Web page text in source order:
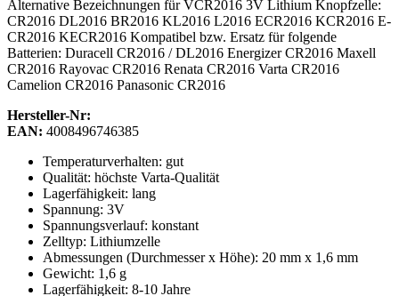
Alternative Bezeichnungen für VCR2016 3V Lithium Knopfzelle:
CR2016 DL2016 BR2016 KL2016 L2016 ECR2016 KCR2016 E-
CR2016 KECR2016 Kompatibel bzw. Ersatz für folgende
Batterien: Duracell CR2016 / DL2016 Energizer CR2016 Maxell
CR2016 Rayovac CR2016 Renata CR2016 Varta CR2016
Camelion CR2016 Panasonic CR2016
Hersteller-Nr:
EAN: 4008496746385
Temperaturverhalten: gut
Qualität: höchste Varta-Qualität
Lagerfähigkeit: lang
Spannung: 3V
Spannungsverlauf: konstant
Zelltyp: Lithiumzelle
Abmessungen (Durchmesser x Höhe): 20 mm x 1,6 mm
Gewicht: 1,6 g
Lagerfähigkeit: 8-10 Jahre